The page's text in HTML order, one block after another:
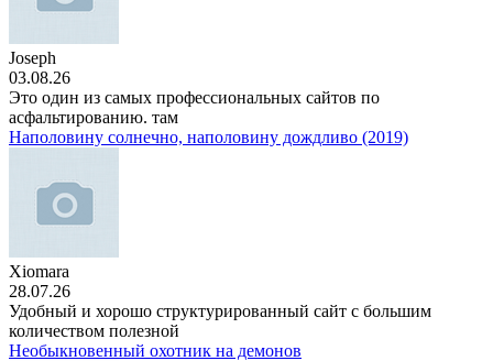
Joseph
03.08.26
Это один из самых профессиональных сайтов по
асфальтированию. там
Наполовину солнечно, наполовину дождливо (2019)
Xiomara
28.07.26
Удобный и хорошо структурированный сайт с большим
количеством полезной
Необыкновенный охотник на демонов